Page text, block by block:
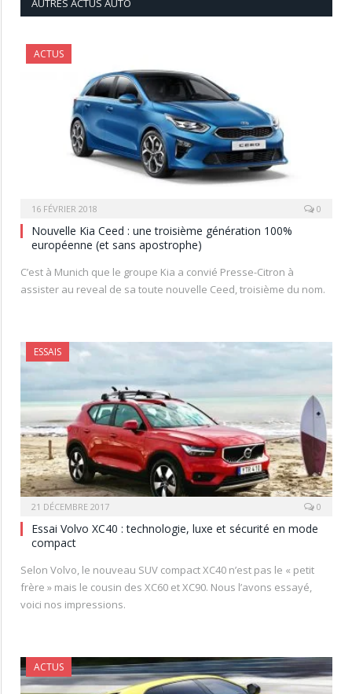
AUTRES ACTUS AUTO
ACTUS
16 FÉVRIER 2018 0
Nouvelle Kia Ceed : une troisième génération 100%
européenne (et sans apostrophe)
C’est à Munich que le groupe Kia a convié Presse-Citron à
assister au reveal de sa toute nouvelle Ceed, troisième du nom.
ESSAIS
21 DÉCEMBRE 2017 0
Essai Volvo XC40 : technologie, luxe et sécurité en mode
compact
Selon Volvo, le nouveau SUV compact XC40 n’est pas le « petit
frère » mais le cousin des XC60 et XC90. Nous l’avons essayé,
voici nos impressions.
ACTUS